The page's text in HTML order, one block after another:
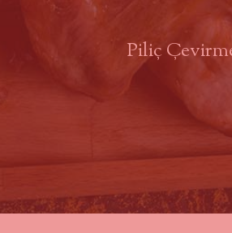
Piliç